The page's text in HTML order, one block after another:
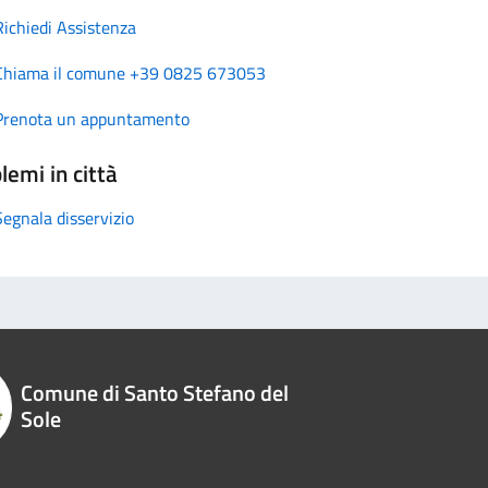
Assistenza
il comune +39 0825 673053
un appuntamento
in città
disservizio
Comune di Santo Stefano del
Sole